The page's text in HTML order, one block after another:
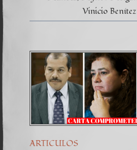
Vinicio Benítez
ARTICULOS